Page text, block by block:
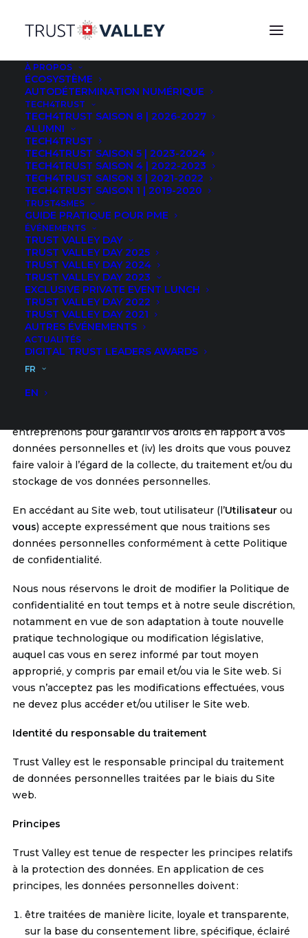
À PROPOS
ÉCOSYSTÈME
AUTODÉTERMINATION NUMÉRIQUE
TECH4TRUST
TECH4TRUST SAISON 8 | 2026-2027
ALUMNI
TECH4TRUST
TECH4TRUST SAISON 5 | 2023-2024
TECH4TRUST SAISON 4 | 2022-2023
TECH4TRUST SAISON 3 | 2021-2022
TECH4TRUST SAISON 1 | 2019-2020
TRUST4SMES
GUIDE PRATIQUE POUR PME
ÉVÉNEMENTS
TRUST VALLEY DAY
TRUST VALLEY DAY 2025
TRUST VALLEY DAY 2024
TRUST VALLEY DAY 2023
EXCLUSIVE PRIVATE EVENT LUNCH
TRUST VALLEY DAY 2022
TRUST VALLEY DAY 2021
AUTRES ÉVÉNEMENTS
ACTUALITÉS
DIGITAL TRUST LEADERS AWARDS
FR
EN
Pour modifier vos préférences en matière de cookies,
cliquez sur ce lien, puis sur le bouton « Cookies » en
bas à gauche de la page.
Préambule
La présente politique de confidentialité (la
confidentialité ) s’applique aux traitements de données
personnelles effectués par la Fondation EPFL
Innovation Park, Bâtiment C, 1015 Lausanne, dans le
cadre de l’initiative de la Trust Valley ( nous
Valley) en relation avec le site web accessible sous
https://trustvalley.swiss(le Site web
Cette politique de confidentialité vise à vous expliquer (i)
quelles données personnelles sont collectées lorsque
finalités des traitements de données personnelles que
entreprenons pour garantir vos droits en rapport à vos
données personnelles et (iv) les droits que vous pouvez
faire valoir à l’égard de la collecte, du traitement et/ou du
stockage de vos données personnelles.
En accédant au Site web, tout utilisateur (l’Utilisateur ou
vous) accepte expressément que nous traitions ses
données personnelles conformément à cette Politique
de confidentialité.
Nous nous réservons le droit de modifier la Politique de
confidentialité en tout temps et à notre seule discrétion,
notamment en vue de son adaptation à toute nouvelle
pratique technologique ou modification législative,
auquel cas vous en serez informé par tout moyen
approprié, y compris par email et/ou via le Site web. Si
vous n’acceptez pas les modifications effectuées, vous
ne devez plus accéder et/ou utiliser le Site web.
Identité du responsable du traitement
Trust Valley est le responsable principal du traitement
de données personnelles traitées par le biais du Site
web.
Principes
Trust Valley est tenue de respecter les principes relatifs
à la protection des données. En application de ces
principes, les données personnelles doivent :
être traitées de manière licite, loyale et transparente,
sur la base du consentement libre, spécifique, éclairé